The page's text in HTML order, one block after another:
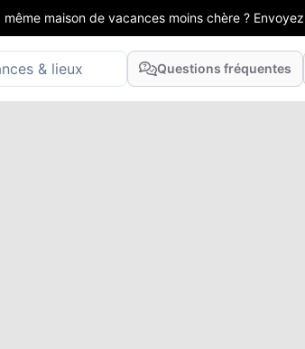
même maison de vacances moins chère ?
Questions fréquentes